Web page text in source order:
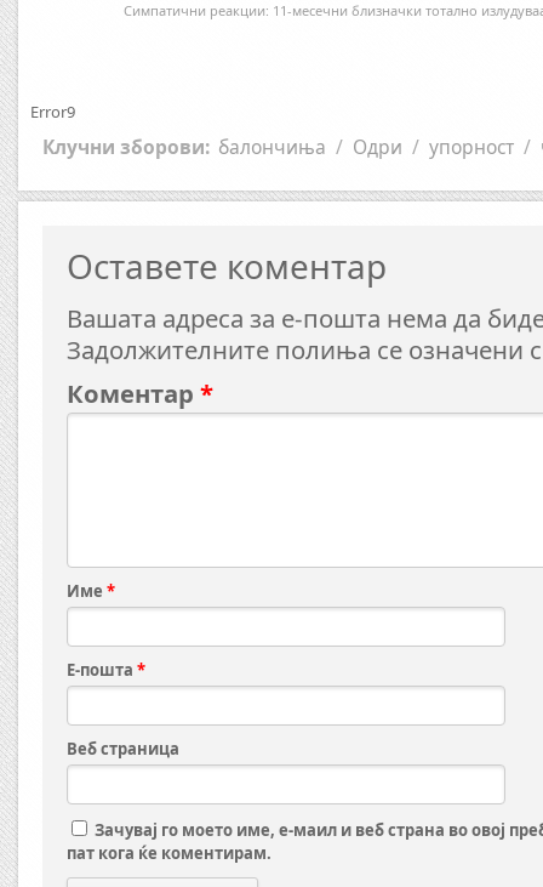
Симпатични реакции: 11-месечни близначки тотално
Error9
Клучни зборови: балончиња / Одри / упорност /
Оставете коментар
Вашата адреса за е-пошта нема да
Задолжителните полиња се означени
Коментар *
Име *
Е-пошта *
Веб страница
Зачувај го моето име, е-маил и веб страна во овој
пат кога ќе коментирам.